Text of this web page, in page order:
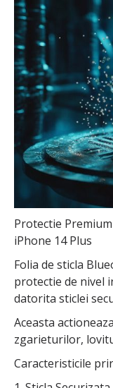
Protectie
iPhone 14 Plus
Folia de sticla
protectie de nivel
datorita sticlei
Aceasta
zgarieturilor,
Caracteristicile